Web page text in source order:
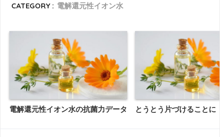
CATEGORY : 電解還元性イオン水
電解還元性イオン水の抗菌力データ とうとう片づけることに